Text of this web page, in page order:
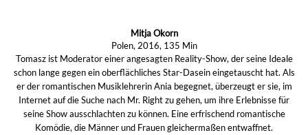
Mitja Okorn
Polen, 2016, 135 Min
Tomasz ist Moderator einer angesagten Reality-Show, der seine Ideale
schon lange gegen ein oberflächliches Star-Dasein eingetauscht hat. Als
er der romantischen Musiklehrerin Ania begegnet, überzeugt er sie, im
Internet auf die Suche nach Mr. Right zu gehen, um ihre Erlebnisse für
seine Show ausschlachten zu können. Eine erfrischend romantische
Komödie, die Männer und Frauen gleichermaßen entwaffnet.